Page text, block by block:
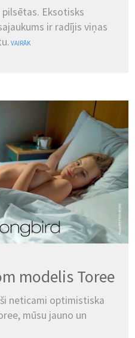
Eksotisks
ir radījis viņas
VAIRĀK
modelis Toree
neticami optimistiska
mūsu jauno un